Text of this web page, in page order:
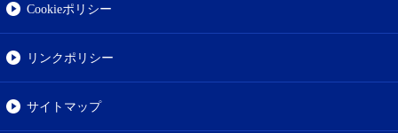
Cookieポリシー
リンクポリシー
サイトマップ